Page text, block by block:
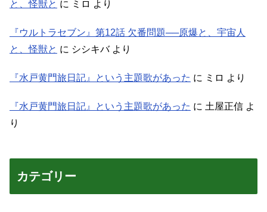
と、怪獣と に ミロ より
『ウルトラセブン』第12話 欠番問題──原爆と、宇宙人
と、怪獣と に シシキバより
『水戸黄門旅日記』という主題歌があった に ミロ より
『水戸黄門旅日記』という主題歌があった に 土屋正信 よ
り
カテゴリー